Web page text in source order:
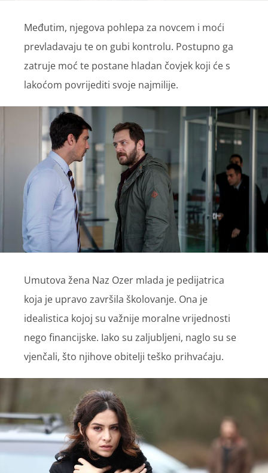
Međutim, njegova pohlepa za novcem i moći
prevladavaju te on gubi kontrolu. Postupno ga
zatruje moć te postane hladan čovjek koji će s
lakoćom povrijediti svoje najmilije.
Umutova žena Naz Ozer mlada je pedijatrica
koja je upravo završila školovanje. Ona je
idealistica kojoj su važnije moralne vrijednosti
nego financijske. Iako su zaljubljeni, naglo su se
vjenčali, što njihove obitelji teško prihvaćaju.